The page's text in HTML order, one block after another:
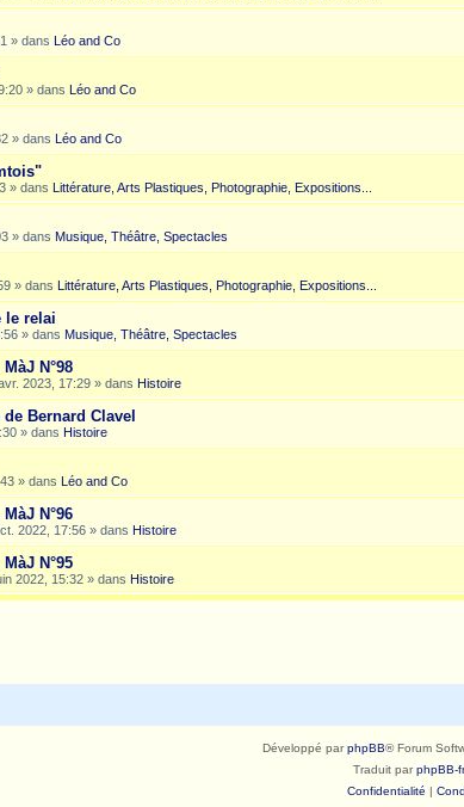
» dans Léo and Co
» dans Léo and Co
» dans Léo and Co
» dans Littérature, Arts Plastiques, Photographie, Expositions...
» dans Musique, Théâtre, Spectacles
» dans Littérature, Arts Plastiques, Photographie, Expositions...
le relai
» dans Musique, Théâtre, Spectacles
N°98
2023, 17:29 » dans Histoire
Bernard Clavel
» dans Histoire
» dans Léo and Co
N°96
2022, 17:56 » dans Histoire
N°95
2022, 15:32 » dans Histoire
Développé parphpBB® Forum
Traduit parphpBB-
Confidentialité |